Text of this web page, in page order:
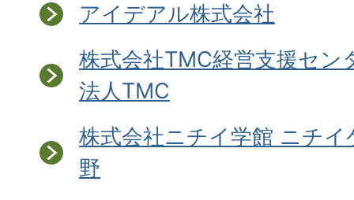
アイデアル株式会社
株式会社TMC経営支援セン
法人TMC
株式会社ニチイ学館 ニチ
野